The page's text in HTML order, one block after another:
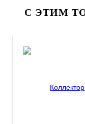
С ЭТИМ